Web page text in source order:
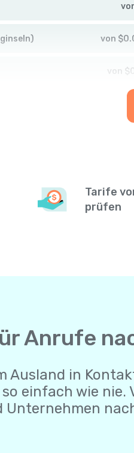
von $
von $
Tarife
prüfen
Anrufe
Ausland in
einfach wie nie.
Unternehmen